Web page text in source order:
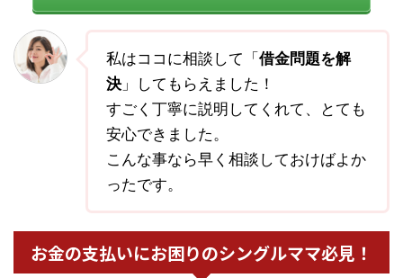
私はココに相談して「 借金問題を解
決」してもらえました！
すごく丁寧に説明してくれて、とても
安心できました。
こんな事なら早く相談しておけばよか
ったです。
お金の支払いにお困りのシングルママ必見！